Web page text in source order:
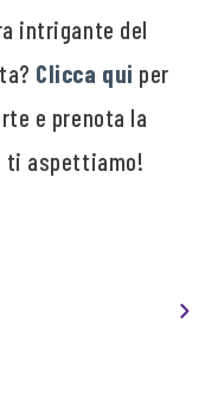
intrigante del
Clicca qui per
e prenota la
ti aspettiamo!